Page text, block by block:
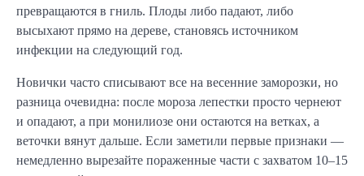
превращаются в гниль. Плоды либо падают, либо
высыхают прямо на дереве, становясь источником
инфекции на следующий год.
Новички часто списывают все на весенние заморозки, но
разница очевидна: после мороза лепестки просто чернеют
и опадают, а при монилиозе они остаются на ветках, а
веточки вянут дальше. Если заметили первые признаки —
немедленно вырезайте пораженные части с захватом 10–15